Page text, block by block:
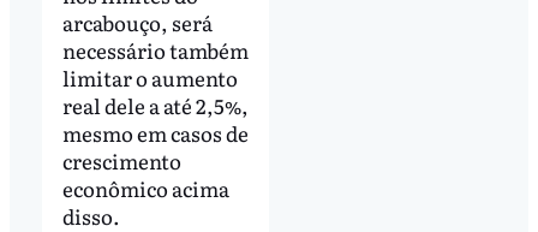
arcabouço, será
necessário também
limitar o aumento
real dele a até 2,5%,
mesmo em casos de
crescimento
econômico acima
disso.